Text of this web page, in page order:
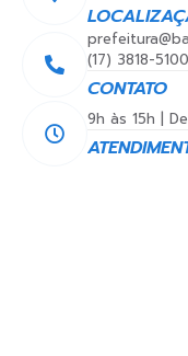
CONTATO
(17) 3818-5100
9h às 15h |